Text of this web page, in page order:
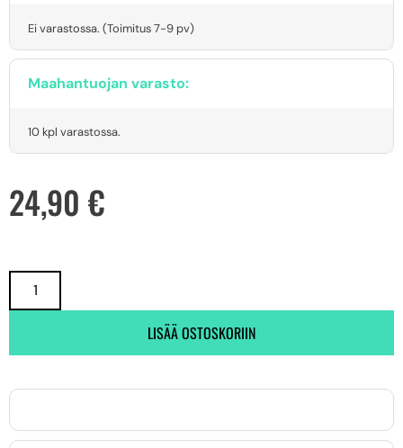
Ei varastossa. (Toimitus 7-9 pv)
Maahantuojan varasto:
10 kpl varastossa.
24,90 €
LISÄÄ OSTOSKORIIN